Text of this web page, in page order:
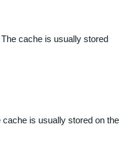
cache is usually stored
is usually stored on the